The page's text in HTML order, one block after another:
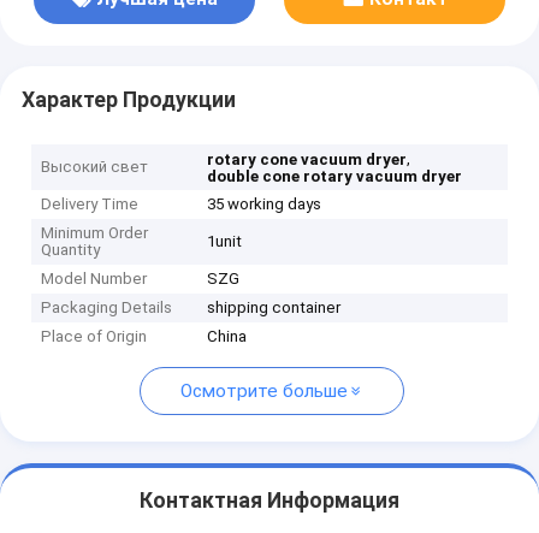
Характер Продукции
Высокий свет rotary cone vacuum dryer,
double cone rotary vacuum dryer
Delivery Time
35 working days
Minimum Order
Quantity
1unit
Model Number
SZG
Packaging Details
shipping container
Place of Origin
China
Осмотрите больше
Контактная Информация